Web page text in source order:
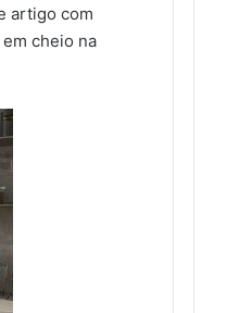
artigo com
cheio na